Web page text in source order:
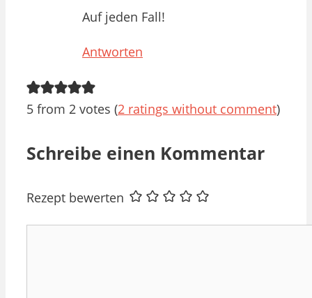
Auf jeden Fall!
Antworten
5 from 2 votes (2 ratings without comment)
Schreibe einen Kommentar
Rezept bewerten